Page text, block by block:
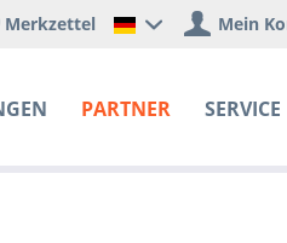
PARTNER SERVICE
Happyware
Merkzettel Mein